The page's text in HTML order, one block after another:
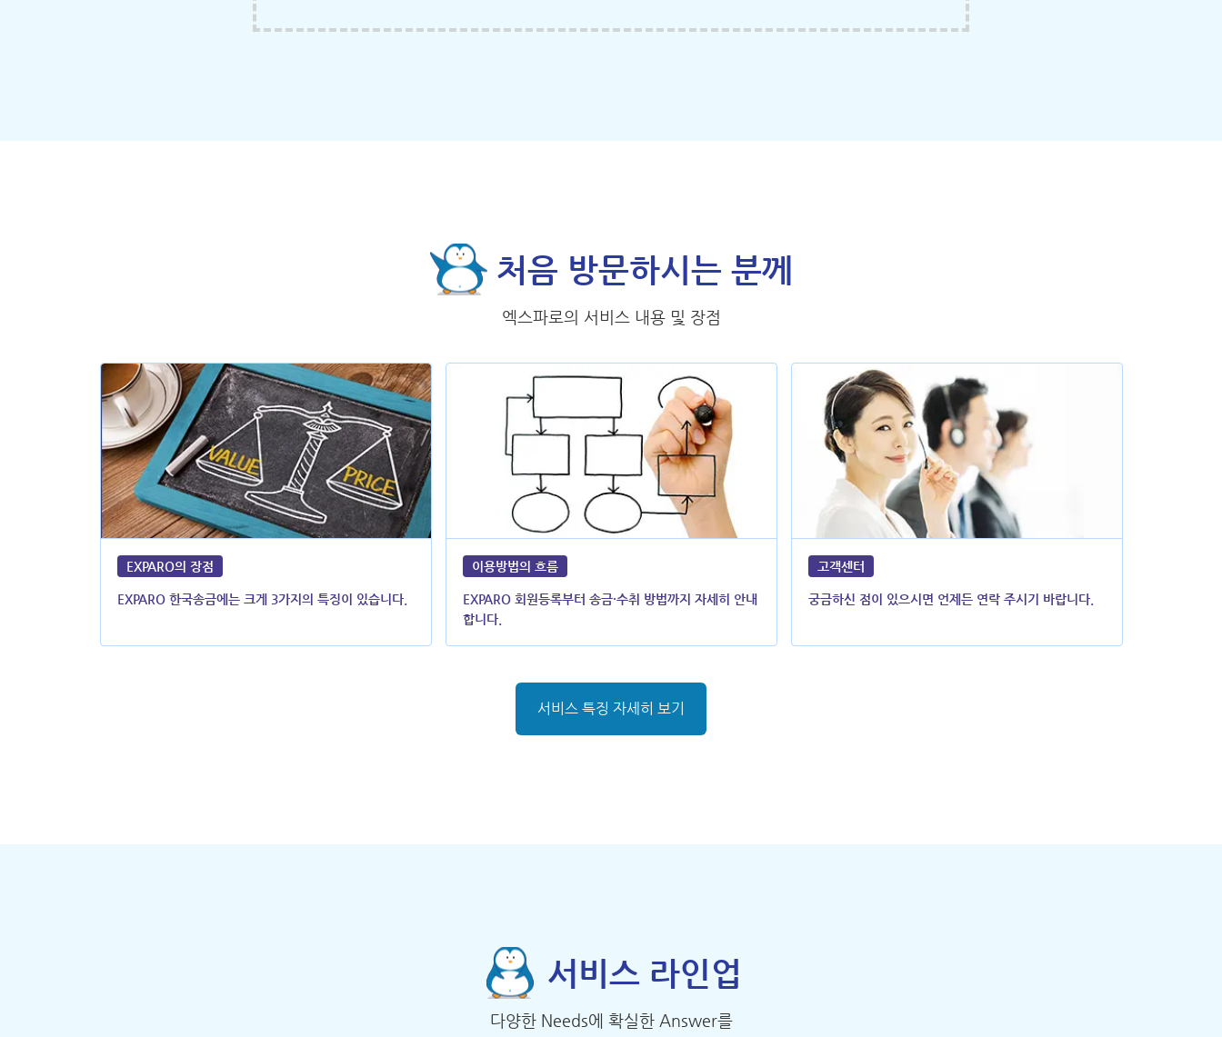
처음 방문하시는 분께
엑스파로의 서비스 내용 및 장점
EXPARO의 장점
EXPARO 한국송금에는 크게 3가지의 특징이 있습니다.
이용방법의 흐름
EXPARO 회원등록부터 송금·수취 방법까지 자세히 안내
합니다.
고객센터
궁금하신 점이 있으시면 언제든 연락 주시기 바랍니다.
서비스 특징 자세히 보기
서비스 라인업
다양한 Needs에 확실한 Answer를